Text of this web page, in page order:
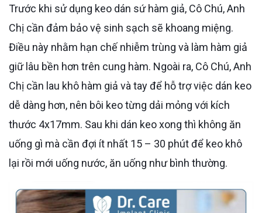
Trước khi sử dụng keo dán sứ hàm giả, Cô Chú, Anh
Chị cần đảm bảo vệ sinh sạch sẽ khoang miệng.
Điều này nhằm hạn chế nhiễm trùng và làm hàm giả
giữ lâu bền hơn trên cung hàm. Ngoài ra, Cô Chú, Anh
Chị cần lau khô hàm giả và tay để hỗ trợ việc dán keo
dễ dàng hơn, nên bôi keo từng dải mỏng với kích
thước 4x17mm. Sau khi dán keo xong thì không ăn
uống gì mà cần đợi ít nhất 15 – 30 phút để keo khô
lại rồi mới uống nước, ăn uống như bình thường.